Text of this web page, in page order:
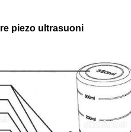
piezo ultrasuoni